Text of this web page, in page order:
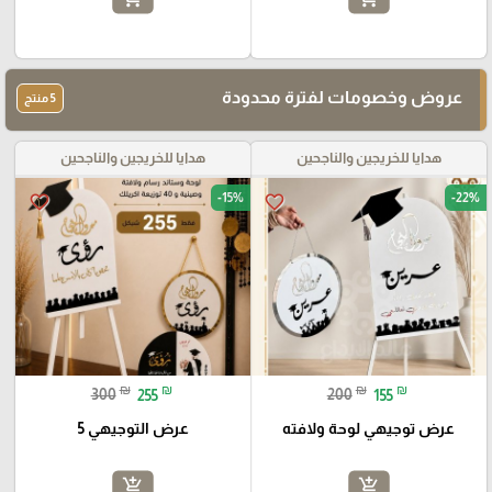
عروض وخصومات لفترة محدودة 5 منتج
هدايا للخريجين والناجحين
favorite_border -22%
200 ₪ 155 ₪
عرض توجيهي لوحة ولافته
add_shopping_cart
هدايا للخريجين والناجحين
favorite_border -15%
300 ₪ 255 ₪
عرض التوجيهي 5
add_shopping_cart